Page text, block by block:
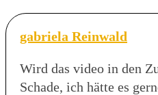
gabriela Reinwald
Wird das video in den
Schade, ich hätte es